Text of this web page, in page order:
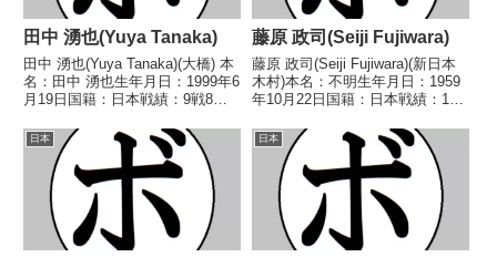
田中 湧也(Yuya Tanaka)
田中 湧也(Yuya Tanaka)(大橋) 本
名：田中 湧也生年月日：1999年6
月19日国籍：日本戦績：9戦8勝
し 【戦歴】2022/07/12 ○6R判
定 3-0(58-55、58-55、58-55)...
藤原 政司(Seiji Fujiwara)
藤原 政司(Seiji Fujiwara)(新日本
木村)本名：不明生年月日：1959
年10月22日国籍：日本戦績：17
ル】1981年度全日本スーパーラ
イト級新人王【戦歴】
1980/11/24 ○4R判定...
日本 日本